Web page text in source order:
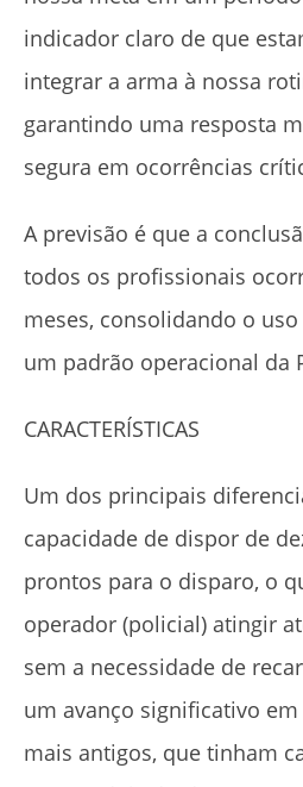
indicador claro de que
integrar a arma à nossa
garantindo uma resposta
segura em ocorrências
A previsão é que a
todos os profissionais
meses, consolidando o
um padrão operacional da
CARACTERÍSTICAS
Um dos principais
capacidade de dispor de
prontos para o disparo, o
operador (policial) atingir
sem a necessidade de
um avanço significativo
mais antigos, que tinham